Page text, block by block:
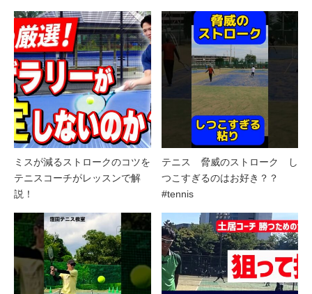
ミスが減るストロークのコツを
テニスコーチがレッスンで解
説！
テニス 脅威のストローク し
つこすぎるのはお好き？？
#tennis